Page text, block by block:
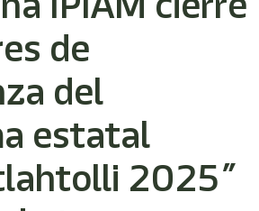
de
del
estatal
2025”